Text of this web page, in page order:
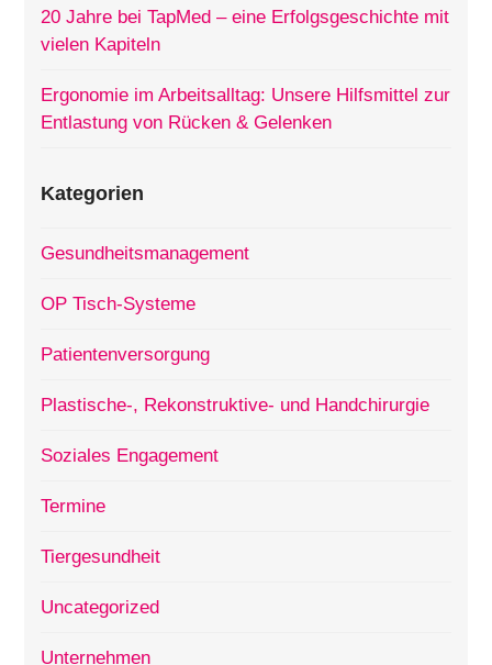
20 Jahre bei TapMed – eine Erfolgsgeschichte mit
vielen Kapiteln
Ergonomie im Arbeitsalltag: Unsere Hilfsmittel zur
Entlastung von Rücken & Gelenken
Kategorien
Gesundheitsmanagement
OP Tisch-Systeme
Patientenversorgung
Plastische-, Rekonstruktive- und Handchirurgie
Soziales Engagement
Termine
Tiergesundheit
Uncategorized
Unternehmen